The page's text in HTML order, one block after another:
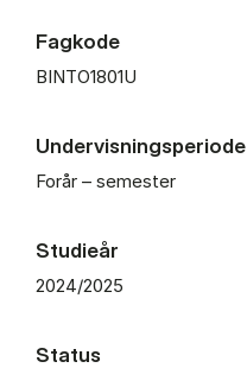
Fagkode
BINTO1801U
Undervisningsperiode
Forår – semester
Studieår
2024/2025
Status